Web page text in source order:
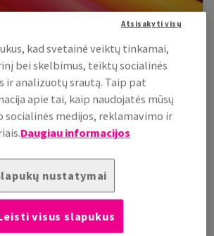
produktai
produktų, įrankių ir įrangos
reklamai kurti pasirinkimą.
kad svetainė veiktų tinkamai,
bei skelbimus, teiktų socialinės
ir analizuotų srautą. Taip pat
apie tai, kaip naudojatės mūsų
socialinės medijos, reklamavimo ir
Daugiau informacijos
nustatymai
Atsisakyti visų
visus slapukus